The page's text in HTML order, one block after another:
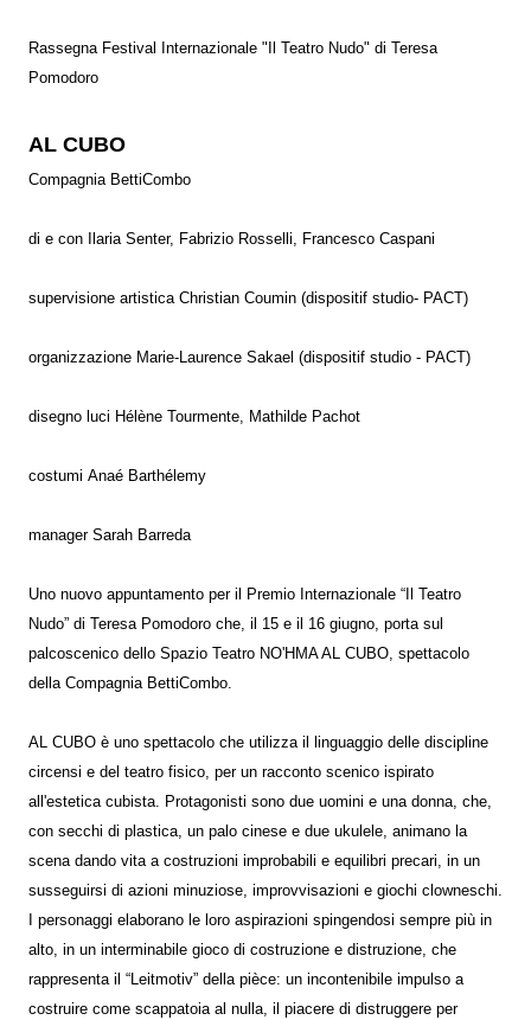
Rassegna Festival Internazionale "Il Teatro Nudo" di Teresa
Pomodoro
AL CUBO
Compagnia BettiCombo
di e con Ilaria Senter, Fabrizio Rosselli, Francesco Caspani
supervisione artistica Christian Coumin (dispositif studio- PACT)
organizzazione Marie-Laurence Sakael (dispositif studio - PACT)
disegno luci Hélène Tourmente, Mathilde Pachot
costumi Anaé Barthélemy
manager Sarah Barreda
Uno nuovo appuntamento per il Premio Internazionale “Il Teatro
Nudo” di Teresa Pomodoro che, il 15 e il 16 giugno, porta sul
palcoscenico dello Spazio Teatro NO'HMA AL CUBO, spettacolo
della Compagnia BettiCombo.
AL CUBO è uno spettacolo che utilizza il linguaggio delle discipline
circensi e del teatro fisico, per un racconto scenico ispirato
all'estetica cubista. Protagonisti sono due uomini e una donna, che,
con secchi di plastica, un palo cinese e due ukulele, animano la
scena dando vita a costruzioni improbabili e equilibri precari, in un
susseguirsi di azioni minuziose, improvvisazioni e giochi clowneschi.
I personaggi elaborano le loro aspirazioni spingendosi sempre più in
alto, in un interminabile gioco di costruzione e distruzione, che
rappresenta il “Leitmotiv” della pièce: un incontenibile impulso a
costruire come scappatoia al nulla, il piacere di distruggere per